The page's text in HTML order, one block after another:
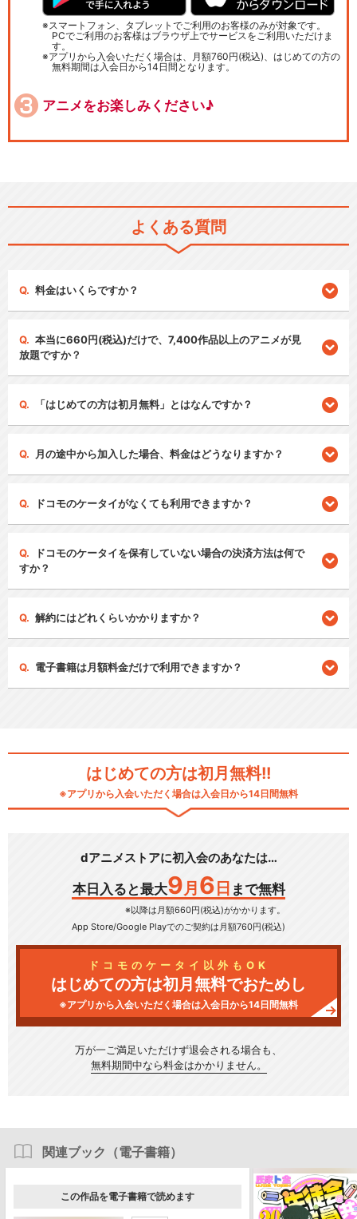
スマートフォン、タブレットでご利用のお客様のみが対象です。
PCでご利用のお客様はブラウザ上でサービスをご利用いただけま
す。
アプリから入会いただく場合は、月額760円(税込)、はじめての方の
無料期間は入会日から14日間となります。
アニメをお楽しみください♪
よくある質問
料金はいくらですか？
本当に660円(税込)だけで、7,400作品以上のアニメが見
放題ですか？
「はじめての方は初月無料」とはなんですか？
月の途中から加入した場合、料金はどうなりますか？
ドコモのケータイがなくても利用できますか？
ドコモのケータイを保有していない場合の決済方法は何で
すか？
解約にはどれくらいかかりますか？
電子書籍は月額料金だけで利用できますか？
はじめての方は初月無料!!
※アプリから入会いただく場合は入会日から14日間無料
dアニメストアに初入会のあなたは…
本日入ると最大9 月 6 日 まで無料
※以降は月額660円(税込)がかかります。
App Store/Google Playでのご契約は月額760円(税込)
ドコモのケータイ以外もOK
はじめての方は初月無料でおためし
※アプリから入会いただく場合は入会日から14日間無料
万が一ご満足いただけず退会される場合も、
無料期間中なら料金はかかりません。
関連ブック（電子書籍）
この作品を電子書籍で読めます